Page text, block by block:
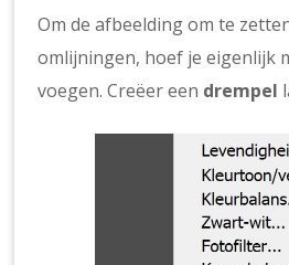
Om de afbeelding om te
omlijningen, hoef je eigenlijk
voegen. Creëer een drempel